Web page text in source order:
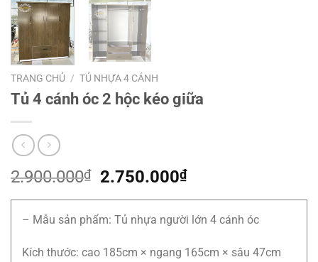
TRANG CHỦ / TỦ NHỰA 4 CÁNH
Tủ 4 cánh óc 2 hộc kéo giữa
2.900.000₫
Giá
là:
2.900.000₫.
2.750.000₫Giá
tại
là:
2.750.000₫.
– Mẫu sản phẩm: Tủ nhựa người lớn 4 cánh óc
Kích thước: cao 185cm × ngang 165cm × sâu 47cm